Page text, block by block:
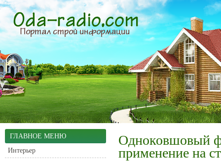
ГЛАВНОЕ МЕНЮ
Интерьер
Одноковшовый
применение на